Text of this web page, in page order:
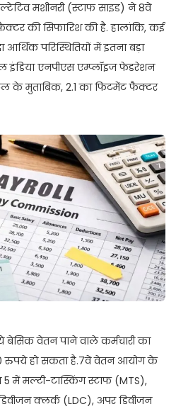
मशीनरी (स्टाफ साइड) ने 8वें
की सिफारिश की है. हालांकि, कई
आर्थिक परिस्थितियों में इतना बड़ा
एनपीएस एम्प्लॉइज फेडरेशन
के मुताबिक, 2.1 का फिटमेंट फैक्टर
बेसिक वेतन पाने वाले कर्मचारी का
रुपये हो सकता है.7वें वेतन आयोग के
में मल्टी-टास्किंग स्टाफ (MTS),
क्लर्क (LDC), अपर डिवीजन